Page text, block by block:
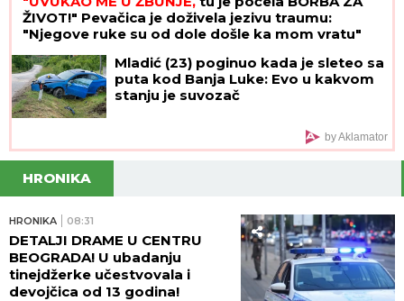
ŽIVOT!" Pevačica je doživela jezivu traumu:
"Njegove ruke su od dole došle ka mom vratu"
Mladić (23) poginuo kada je sleteo sa
puta kod Banja Luke: Evo u kakvom
stanju je suvozač
by Aklamator
HRONIKA
HRONIKA 08:31
DETALJI DRAME U CENTRU
BEOGRADA! U ubadanju
tinejdžerke učestvovala i
devojčica od 13 godina!